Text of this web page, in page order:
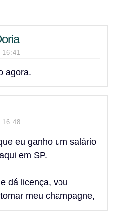
agora.
16:48
eu ganho um salário
em SP.
dá licença, vou
meu champagne,